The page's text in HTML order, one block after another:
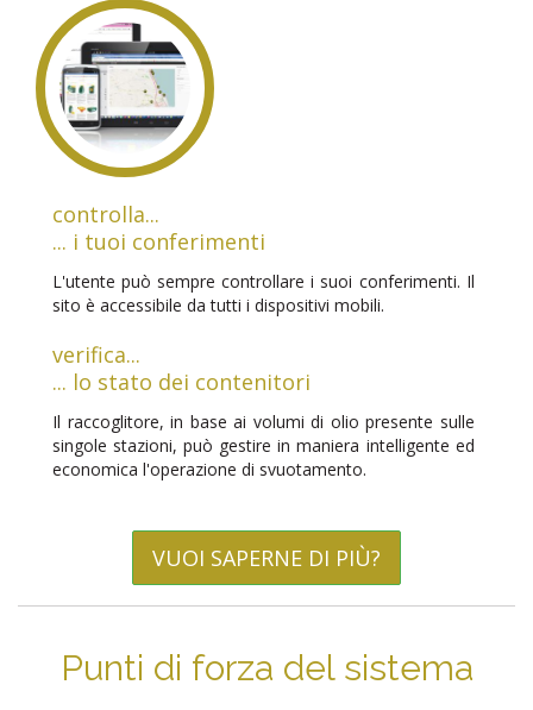
controlla...
... i tuoi conferimenti
L'utente può sempre controllare i suoi conferimenti. Il
sito è accessibile da tutti i dispositivi mobili.
verifica...
... lo stato dei contenitori
Il raccoglitore, in base ai volumi di olio presente sulle
singole stazioni, può gestire in maniera intelligente ed
economica l'operazione di svuotamento.
VUOI SAPERNE DI PIÙ?
Punti di forza del sistema